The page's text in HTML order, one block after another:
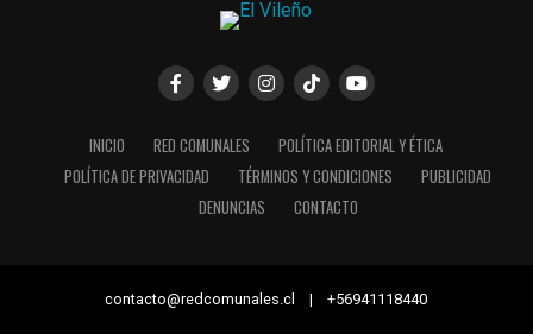
INICIO RED COMUNALES
POLÍTICA EDITORIAL Y ÉTICA
POLÍTICA DE PRIVACIDAD
TÉRMINOS Y CONDICIONES
PUBLICIDAD
DENUNCIAS
CONTACTO
contacto@redcomunales.cl | +56941118440